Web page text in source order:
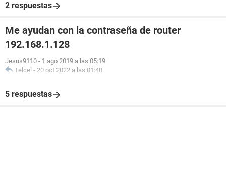
2 respuestas
Me ayudan con la contraseña de router
192.168.1.128
Jesus9110 - 1 ago 2019 a las 05:19
Telcel - 20 oct 2022 a las 01:40
5 respuestas